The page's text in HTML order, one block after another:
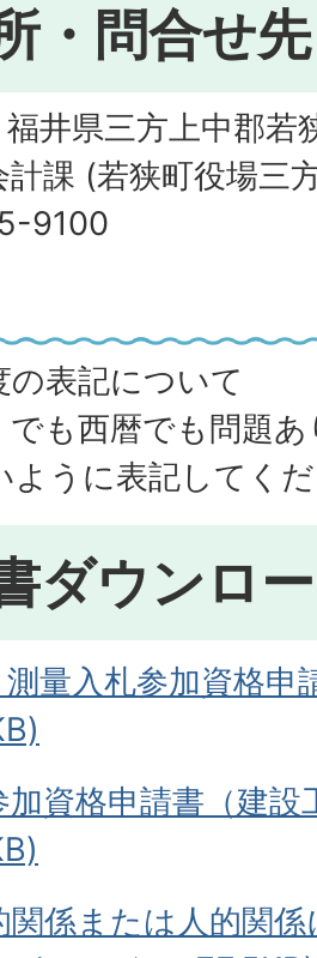
・問合せ先
井県三方上中郡若
課 (若狭町役場三
9100
の表記について
でも西暦でも問題
ように表記してく
ダウンロ
量入札参加資格申
資格申請書（建
係または人的関